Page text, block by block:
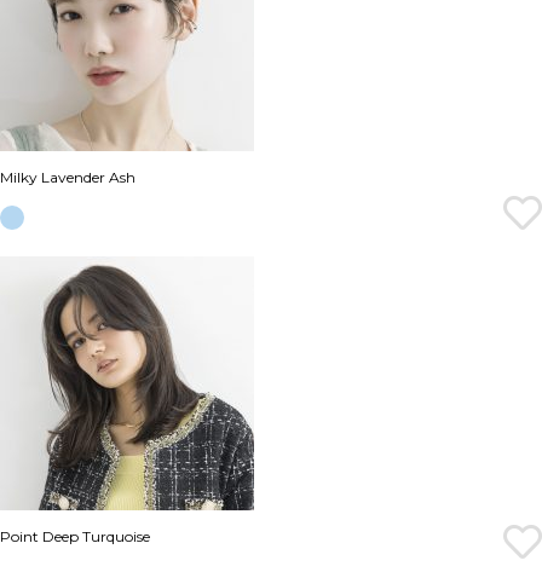
Milky Lavender Ash
Point Deep Turquoise